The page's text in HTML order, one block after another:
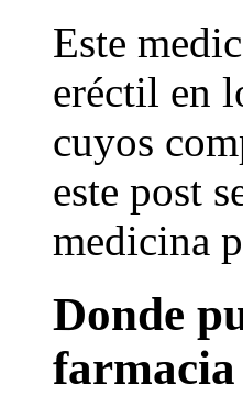
Este
eréctil en
cuyos
este post
medicina
Donde